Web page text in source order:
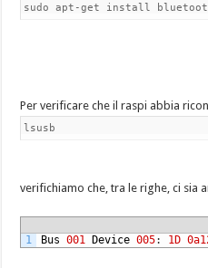
sudo apt-get install
Per verificare che il raspi abbia
lsusb
verifichiamo che, tra le righe, ci sia
1 Bus 001 Device 005: 1D